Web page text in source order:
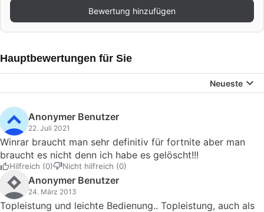
Bewertung hinzufügen
Hauptbewertungen für Sie
Neueste
Anonymer Benutzer
22. Juli 2021
Winrar braucht man sehr definitiv für fortnite aber man
braucht es nicht denn ich habe es gelöscht!!!
Hilfreich (0) Nicht hilfreich (0)
Anonymer Benutzer
24. März 2013
Topleistung und leichte Bedienung.. Topleistung, auch als